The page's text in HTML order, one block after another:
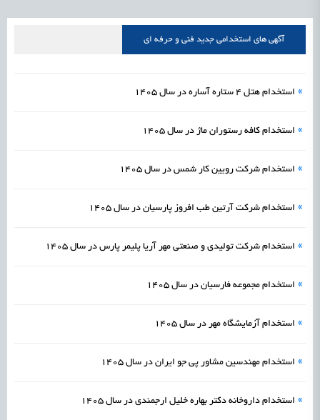
علمی
1405/05/15 اشتغال و کارآفرینی رسیدن مجوز ایجاد «سندباکس» به نهادهای توسعه‌ای و صنفی
آگهی های استخدامی جدید فنی و حرفه ای
» استخدام هتل 4 ستاره آساره در سال 1405
» استخدام کافه رستوران ماژ در سال 1405
» استخدام شرکت رویین کار شمس در سال 1405
» استخدام شرکت آرتین طب افروز پارسیان در سال 1405
» استخدام شرکت تولیدی و صنعتی مهر آریا پلیمر پارس در سال 1405
» استخدام مجموعه فارسیان در سال 1405
» استخدام آزمایشگاه مهر در سال 1405
» استخدام مهندسین مشاور پی جو ایران در سال 1405
» استخدام داروخانه دکتر بهاره خلیل ارجمندی در سال 1405